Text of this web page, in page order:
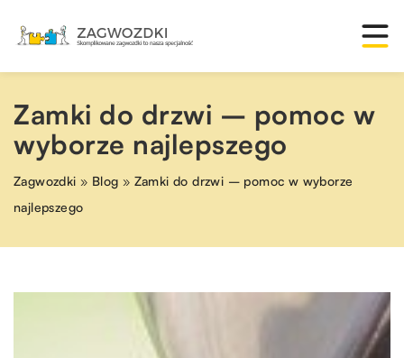
Zamki do drzwi – pomoc w
wyborze najlepszego
Zagwozdki » Blog » Zamki do drzwi – pomoc w wyborze
najlepszego